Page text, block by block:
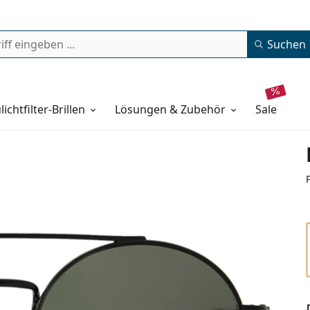
Suchen
Brillen Lösungen & Zubehör sale